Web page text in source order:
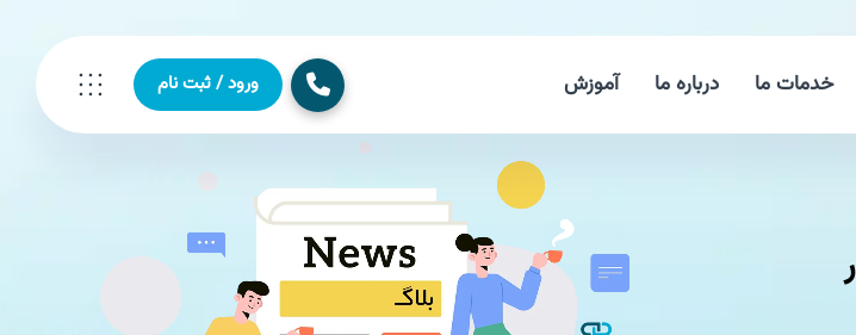
خدمات ما درباره ما آموزش ورود / ثبت نام